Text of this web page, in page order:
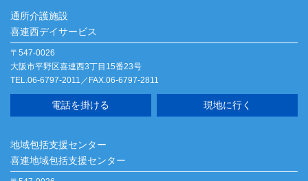
通所介護施設
喜連西デイサービス
〒547-0026
大阪市平野区喜連西3丁目15番23号
TEL.06-6797-2011／FAX.06-6797-2811
電話を掛ける 現地に行く
地域包括支援センター
喜連地域包括支援センター